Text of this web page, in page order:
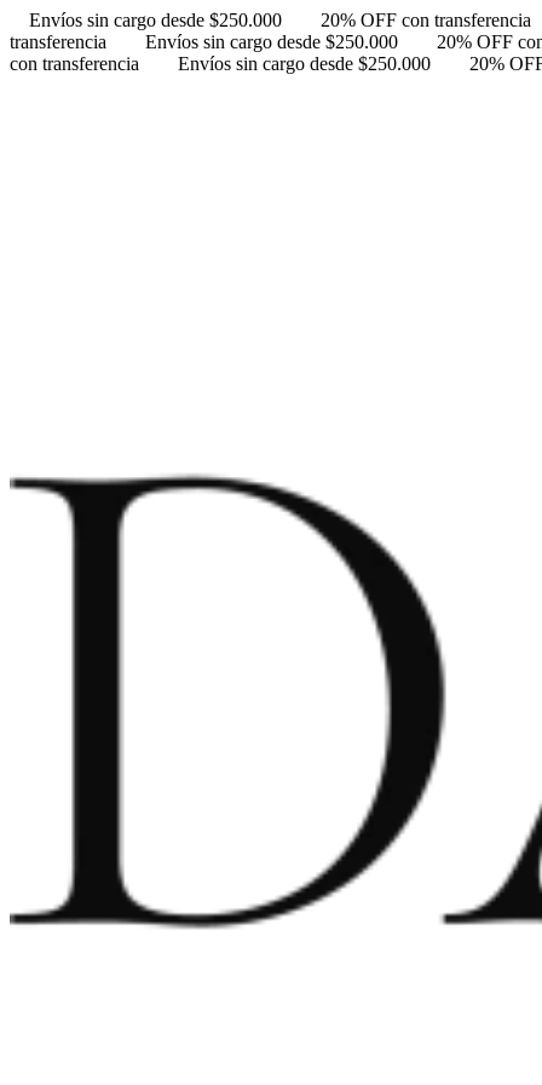
Envíos sin cargo desde $250.000
20% OFF con transferencia
transferencia
Envíos sin cargo desde $250.000
20% OFF
con transferencia
Envíos sin cargo desde $250.000 20%